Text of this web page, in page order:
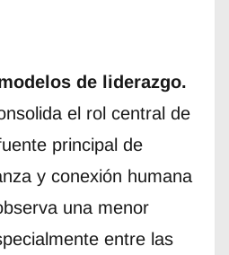
de liderazgo.
el rol central de
principal de
y conexión humana
una menor
entre las